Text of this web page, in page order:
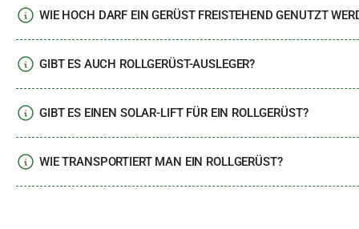
WIE HOCH DARF EIN GERÜST FREISTEHEND GENUTZT
GIBT ES AUCH ROLLGERÜST-AUSLEGER?
GIBT ES EINEN SOLAR-LIFT FÜR EIN ROLLGERÜST?
WIE TRANSPORTIERT MAN EIN ROLLGERÜST?